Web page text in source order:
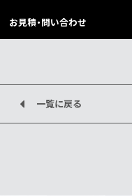
お見積・問い合わせ
一覧に戻る